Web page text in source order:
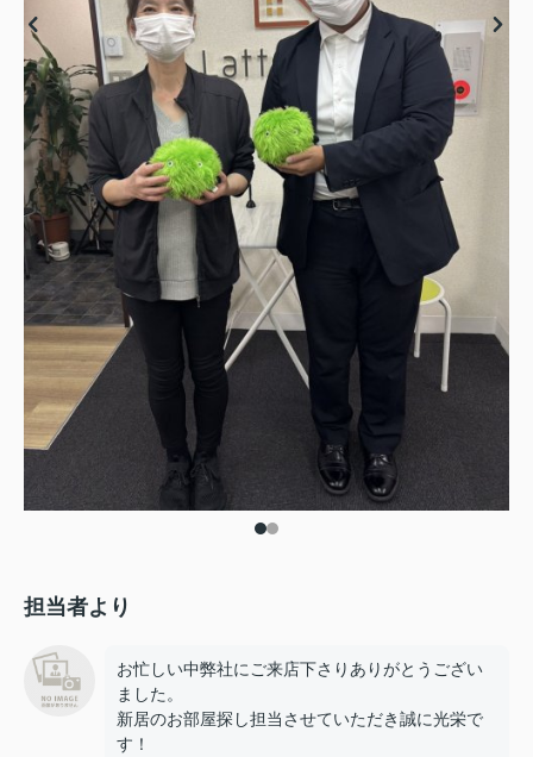
担当者より
お忙しい中弊社にご来店下さりありがとうござい
ました。
新居のお部屋探し担当させていただき誠に光栄で
す！